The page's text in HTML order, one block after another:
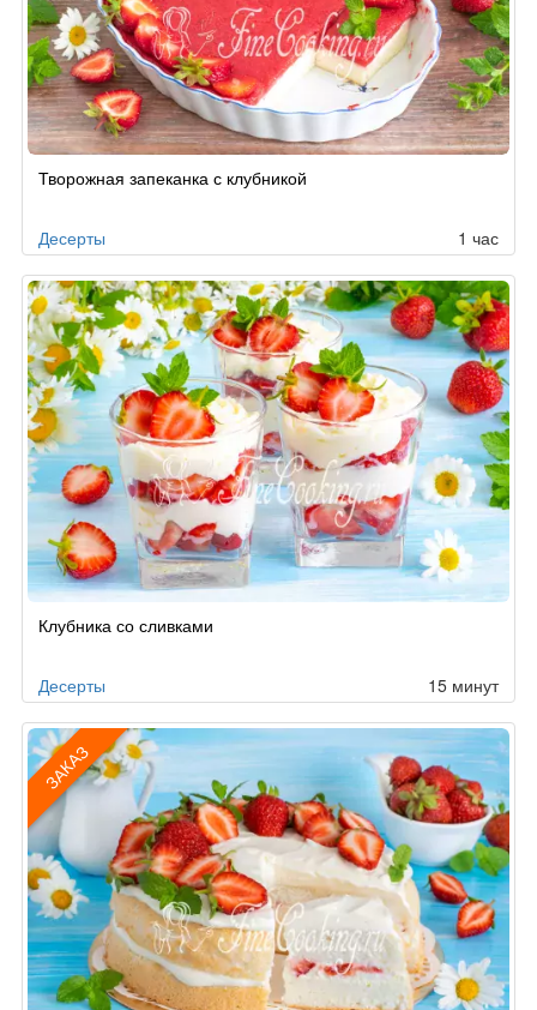
по
Творожная запеканка с клубникой
Десерты 1 час
Клубника со сливками
Десерты 15 минут
ЗАКАЗ